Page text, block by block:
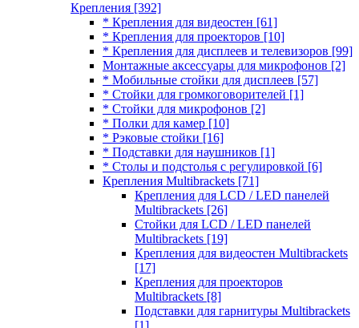
Крепления [392]
* Крепления для видеостен [61]
* Крепления для проекторов [10]
* Крепления для дисплеев и телевизоров [99]
Монтажные аксессуары для микрофонов [2]
* Мобильные стойки для дисплеев [57]
* Стойки для громкоговорителей [1]
* Стойки для микрофонов [2]
* Полки для камер [10]
* Рэковые стойки [16]
* Подставки для наушников [1]
* Столы и подстолья с регулировкой [6]
Крепления Multibrackets [71]
Крепления для LCD / LED панелей
Multibrackets [26]
Стойки для LCD / LED панелей
Multibrackets [19]
Крепления для видеостен Multibrackets
[17]
Крепления для проекторов
Multibrackets [8]
Подставки для гарнитуры Multibrackets
[1]